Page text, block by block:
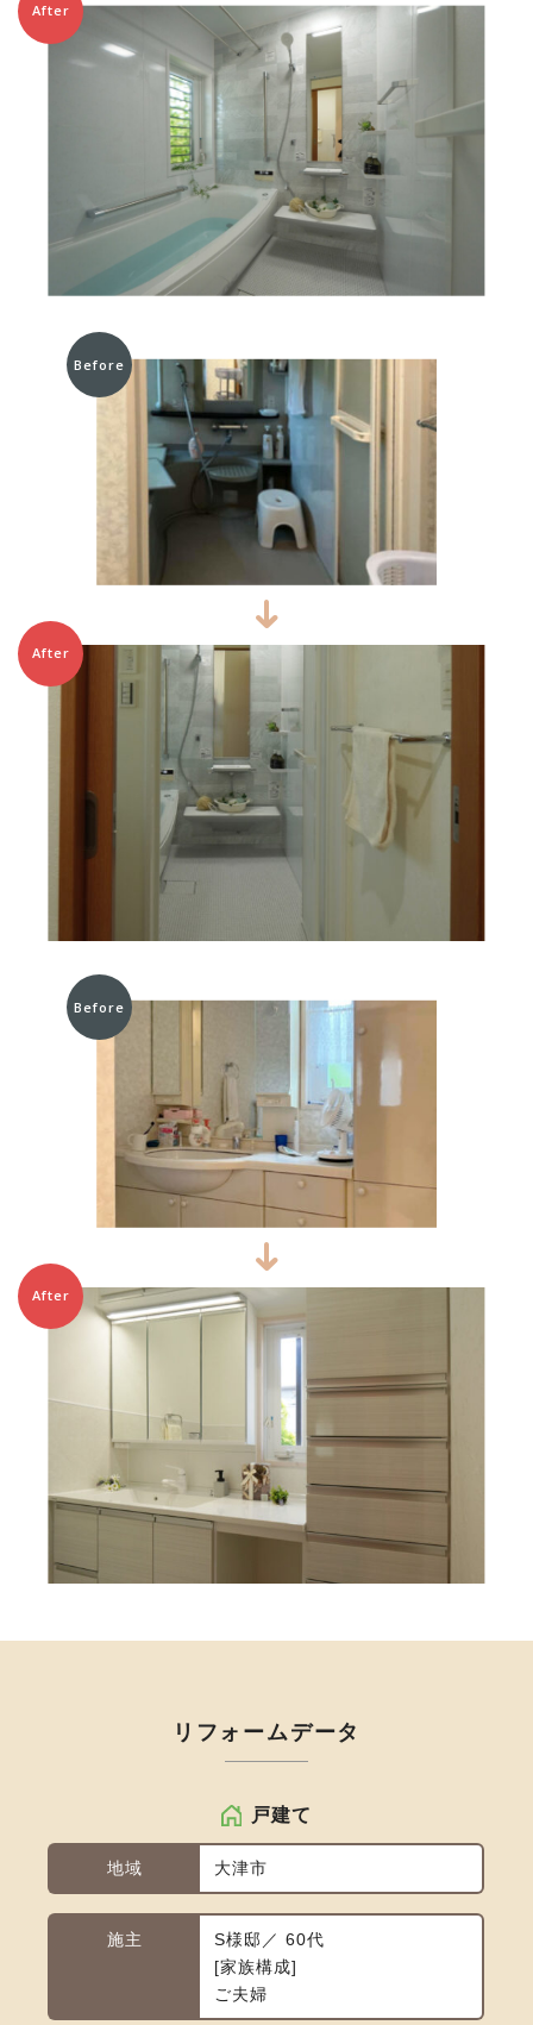
After
Before
After
Before
After
リフォームデータ
戸建て
地域 大津市
施主
S様邸／ 60代
家族構成
ご夫婦